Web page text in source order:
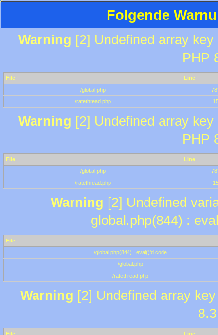
Folgende
Warning [2] Undefined array
PHP
File
Line
/global.php
/ratethread.php
15
Warning [2] Undefined array
PHP
File
Line
/global.php
/ratethread.php
15
Warning [2] Undefined
global.php(844) :
File
/global.php(844) : eval()'d code
/global.php
/ratethread.php
Warning [2] Undefined array
File
Line